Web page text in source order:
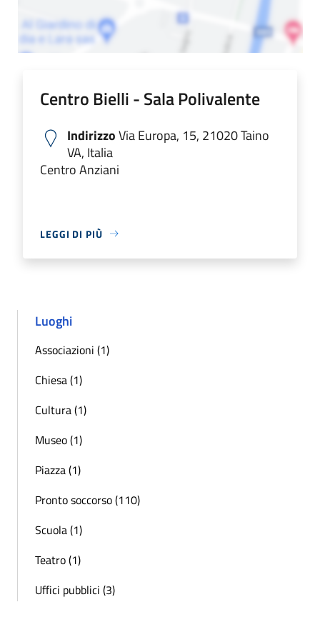
Centro Bielli - Sala Polivalente
IndirizzoVia Europa, 15, 21020 Taino
VA, Italia
Centro Anziani
LEGGI DI PIÙ
Luoghi
Associazioni (1)
Chiesa (1)
Cultura (1)
Museo (1)
Piazza (1)
Pronto soccorso (110)
Scuola (1)
Teatro (1)
Uffici pubblici (3)